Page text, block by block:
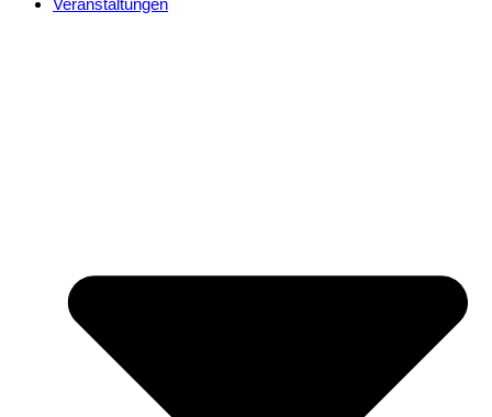
Veranstaltungen